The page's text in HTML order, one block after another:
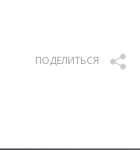
ПОДЕЛИТЬСЯ